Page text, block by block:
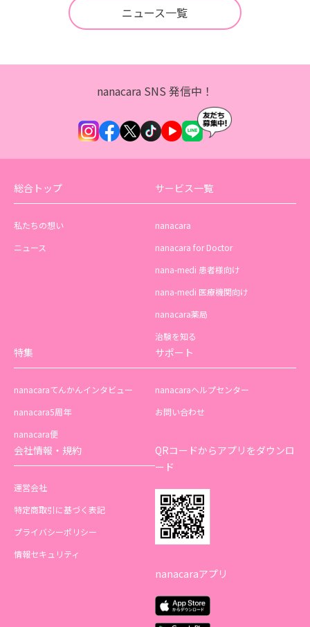
ニュース一覧
nanacara SNS 発信中！
総合トップ
私たちの想い
ニュース
サービス一覧
nanacara
nanacara for Doctor
nana-medi 患者様向け
nana-medi 医療機関向け
nanacara薬局
治験を知る
特集
nanacaraてんかんインタビュー
nanacara5周年
nanacara便
サポート
nanacaraヘルプセンター
お問い合わせ
会社情報・規約
運営会社
特定商取引に基づく表記
プライバシーポリシー
情報セキュリティ
QRコードからアプリをダウンロ
ード
nanacaraアプリ